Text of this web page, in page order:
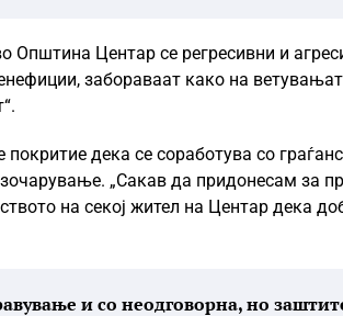
Општина Центар се регресивни и
забораваат како на
дека се соработува со
„Сакав да придонесам за
на секој жител на Центар дека
и со неодговорна, но